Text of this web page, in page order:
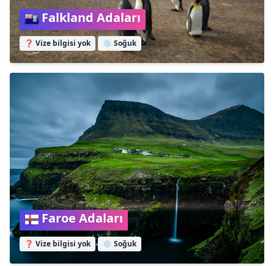
Falkland Adaları
❓ Vize bilgisi yok ❄️ Soğuk
Faroe Adaları
❓ Vize bilgisi yok ❄️ Soğuk